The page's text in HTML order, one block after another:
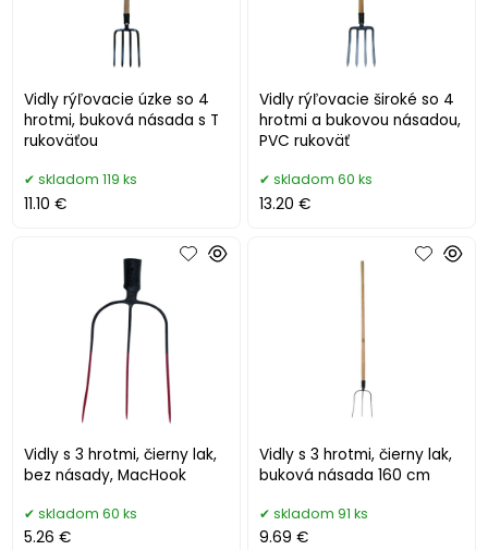
Vidly rýľovacie úzke so 4
hrotmi, buková násada s T
rukoväťou
skladom 119 ks
11.10 €
Vidly rýľovacie široké so 4
hrotmi a bukovou násadou,
PVC rukoväť
skladom 60 ks
13.20 €
Vidly s 3 hrotmi, čierny lak,
bez násady, MacHook
skladom 60 ks
5.26 €
Vidly s 3 hrotmi, čierny lak,
buková násada 160 cm
skladom 91 ks
9.69 €